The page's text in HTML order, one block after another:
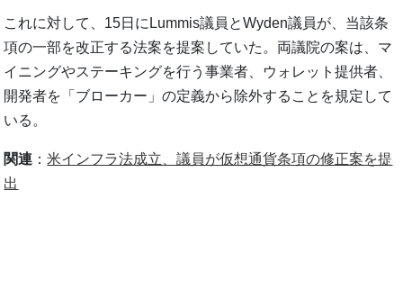
これに対して、15日にLummis議員とWyden議員が、当該条
項の一部を改正する法案を提案していた。両議院の案は、マ
イニングやステーキングを行う事業者、ウォレット提供者、
開発者を「ブローカー」の定義から除外することを規定して
いる。
関連 ：米インフラ法成立、議員が仮想通貨条項の修正案を提
出